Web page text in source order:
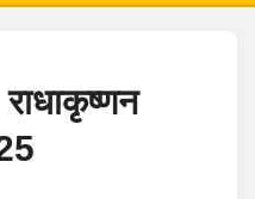
राधाकृष्णन